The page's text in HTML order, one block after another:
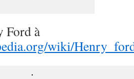
Ford à
wiki/